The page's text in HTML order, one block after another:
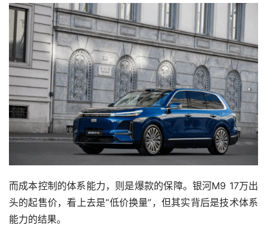
而成本控制的体系能力，则是爆款的保障。银河M9 17万出
头的起售价，看上去是“低价换量”，但其实背后是技术体系
能力的结果。